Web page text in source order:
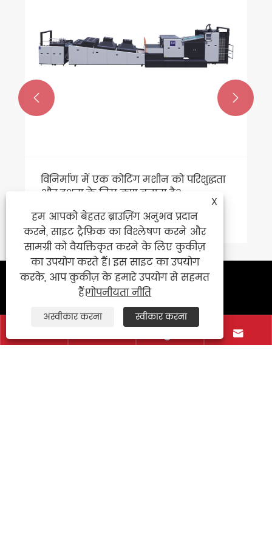
विनिर्माण में एक कोटिंग मशीन को परिशुद्धता
और दक्षता के लिए क्या बनाता है?
और देखें >>
 
+86-577-86709268
+86-15968760337

X
हम आपको बेहतर ब्राउज़िंग अनुभव प्रदान
करने, साइट ट्रैफ़िक का विश्लेषण करने और
सामग्री को वैयक्तिकृत करने के लिए कुकीज़
का उपयोग करते हैं। इस साइट का उपयोग
करके, आप कुकीज़ के हमारे उपयोग से सहमत
हैं।गोपनीयता नीति
अस्वीकार करना स्वीकार करना